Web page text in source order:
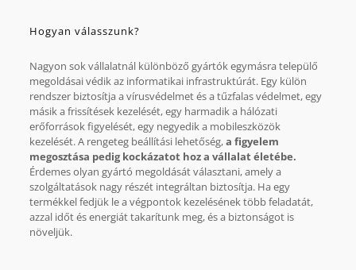
Hogyan válasszunk?
Nagyon sok vállalatnál különböző gyártók egymásra települő
megoldásai védik az informatikai infrastruktúrát. Egy külön
rendszer biztosítja a vírusvédelmet és a tűzfalas védelmet, egy
másik a frissítések kezelését, egy harmadik a hálózati
erőforrások figyelését, egy negyedik a mobileszközök
kezelését. A rengeteg beállítási lehetőség,a figyelem
megosztása pedig kockázatot hoz a vállalat életébe.
Érdemes olyan gyártó megoldását választani, amely a
szolgáltatások nagy részét integráltan biztosítja. Ha egy
termékkel fedjük le a végpontok kezelésének több feladatát,
azzal időt és energiát takarítunk meg, és a biztonságot is
növeljük.